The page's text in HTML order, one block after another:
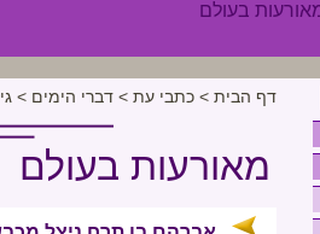
דף הבית > כתבי עת > דברי הימים >
מאורעות בעולם